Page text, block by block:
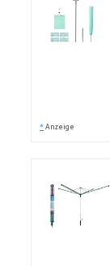
* Anzeige